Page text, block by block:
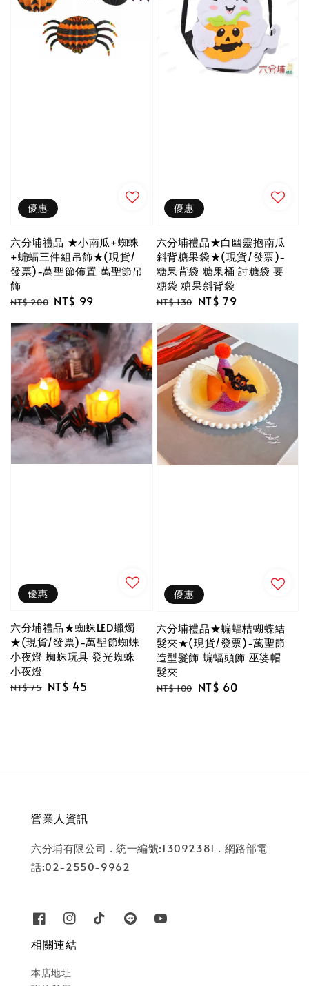
優惠
六分埔禮品 ★小南瓜+蜘蛛
+蝙蝠三件組吊飾★(現貨/
發票)-萬聖節佈置 萬聖節吊
飾
Regular
NT$ 200 Sale
NT$ 99
優惠
六分埔禮品★白幽靈抱南瓜
斜背糖果袋★(現貨/發票)-
糖果背袋 糖果桶 討糖袋 要
糖袋 糖果斜背袋
Regular
NT$ 130 Sale
NT$ 79
優惠
六分埔禮品★蜘蛛LED蠟燭
★(現貨/發票)-萬聖節蜘蛛
小夜燈 蜘蛛玩具 發光蜘蛛
小夜燈
Regular
NT$ 75 Sale
NT$ 45
優惠
六分埔禮品★蝙蝠桔蝴蝶結
髮夾★(現貨/發票)-萬聖節
造型髮飾 蝙蝠頭飾 巫婆帽
髮夾
Regular
NT$ 100 Sale
NT$ 60
營業人資訊
六分埔有限公司 . 統一編號:13092381 . 網路部電
話:02-2550-9962
相關連結
本店地址